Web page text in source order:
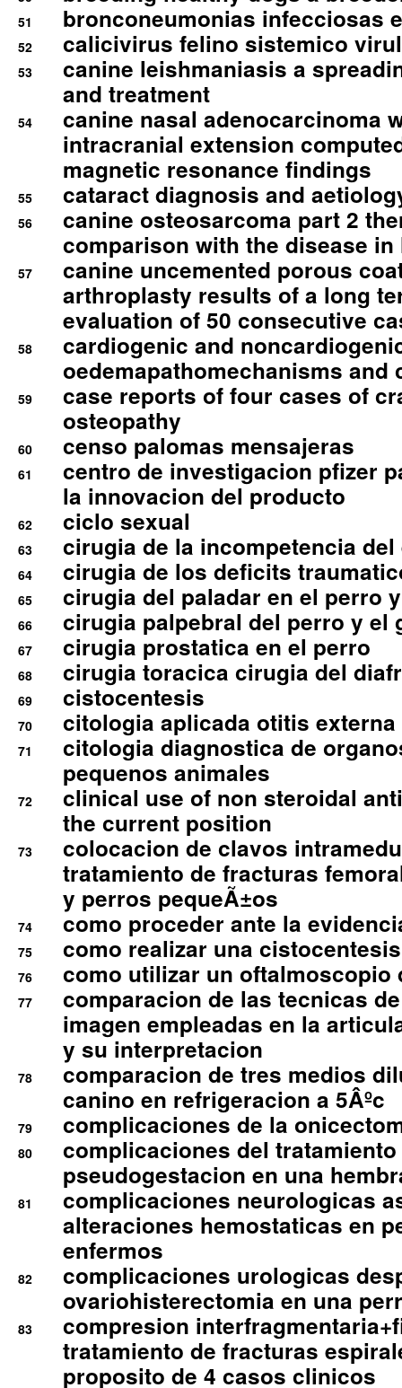
51 bronconeumonias infecciosas
52 calicivirus felino sistemico
53
canine leishmaniasis a
and treatment
54
canine nasal adenocarcinoma
intracranial extension
magnetic resonance findings
55 cataract diagnosis and
56
canine osteosarcoma part 2
comparison with the disease in
57
canine uncemented porous
arthroplasty results of a long
evaluation of 50 consecutive
58
cardiogenic and
oedemapathomechanisms and
59
case reports of four cases of
osteopathy
60 censo palomas mensajeras
61
centro de investigacion pfizer
la innovacion del producto
62 ciclo sexual
63 cirugia de la incompetencia
64 cirugia de los deficits
65 cirugia del paladar en el perro
66 cirugia palpebral del perro y el
67 cirugia prostatica en el perro
68 cirugia toracica cirugia del
69 cistocentesis
70 citologia aplicada otitis externa
71
citologia diagnostica de
pequenos animales
72
clinical use of non steroidal
the current position
73
colocacion de clavos
tratamiento de fracturas
y perros pequeÃ±os
74 como proceder ante la
75 como realizar una
76 como utilizar un oftalmoscopio
77
comparacion de las tecnicas
imagen empleadas en la
y su interpretacion
78
comparacion de tres medios
canino en refrigeracion a 5Âºc
79 complicaciones de la
80
complicaciones del
pseudogestacion en una
81
complicaciones neurologicas
alteraciones hemostaticas en
enfermos
82
complicaciones urologicas
ovariohisterectomia en una
83
compresion
tratamiento de fracturas
proposito de 4 casos clinicos